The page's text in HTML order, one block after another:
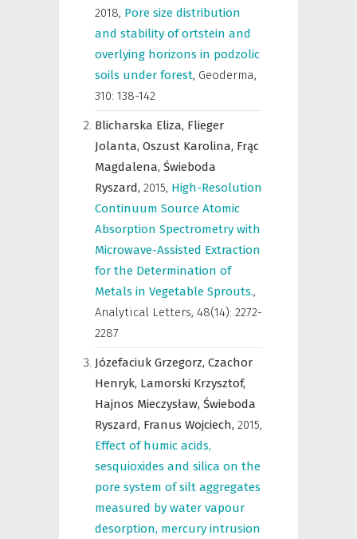
2018, Pore size distribution
and stability of ortstein and
overlying horizons in podzolic
soils under forest, Geoderma,
310: 138-142
Blicharska Eliza, Flieger
Jolanta, Oszust Karolina, Frąc
Magdalena, Świeboda
Ryszard, 2015, High-Resolution
Continuum Source Atomic
Absorption Spectrometry with
Microwave-Assisted Extraction
for the Determination of
Metals in Vegetable Sprouts.,
Analytical Letters, 48(14): 2272-
2287
Józefaciuk Grzegorz, Czachor
Henryk, Lamorski Krzysztof,
Hajnos Mieczysław, Świeboda
Ryszard, Franus Wojciech, 2015,
Effect of humic acids,
sesquioxides and silica on the
pore system of silt aggregates
measured by water vapour
desorption, mercury intrusion